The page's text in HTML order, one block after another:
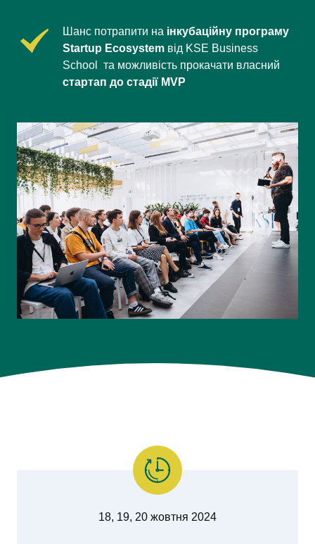
Шанс потрапити на інкубаційну програму
Startup Ecosystem від KSE Business
стартап до стадії MVP
18, 19, 20 жовтня 2024